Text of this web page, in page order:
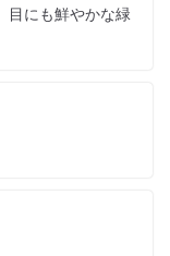
目にも鮮やかな緑